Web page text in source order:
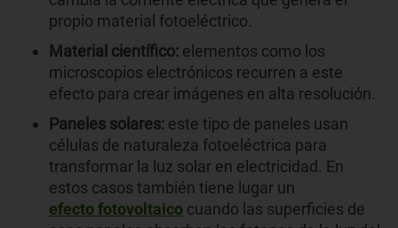
propio material fotoeléctrico.
Material científico: elementos como los
microscopios electrónicos recurren a este
efecto para crear imágenes en alta resolución.
Paneles solares: este tipo de paneles usan
células de naturaleza fotoeléctrica para
transformar la luz solar en electricidad. En
estos casos también tiene lugar un
efecto fotovoltaico cuando las superficies de